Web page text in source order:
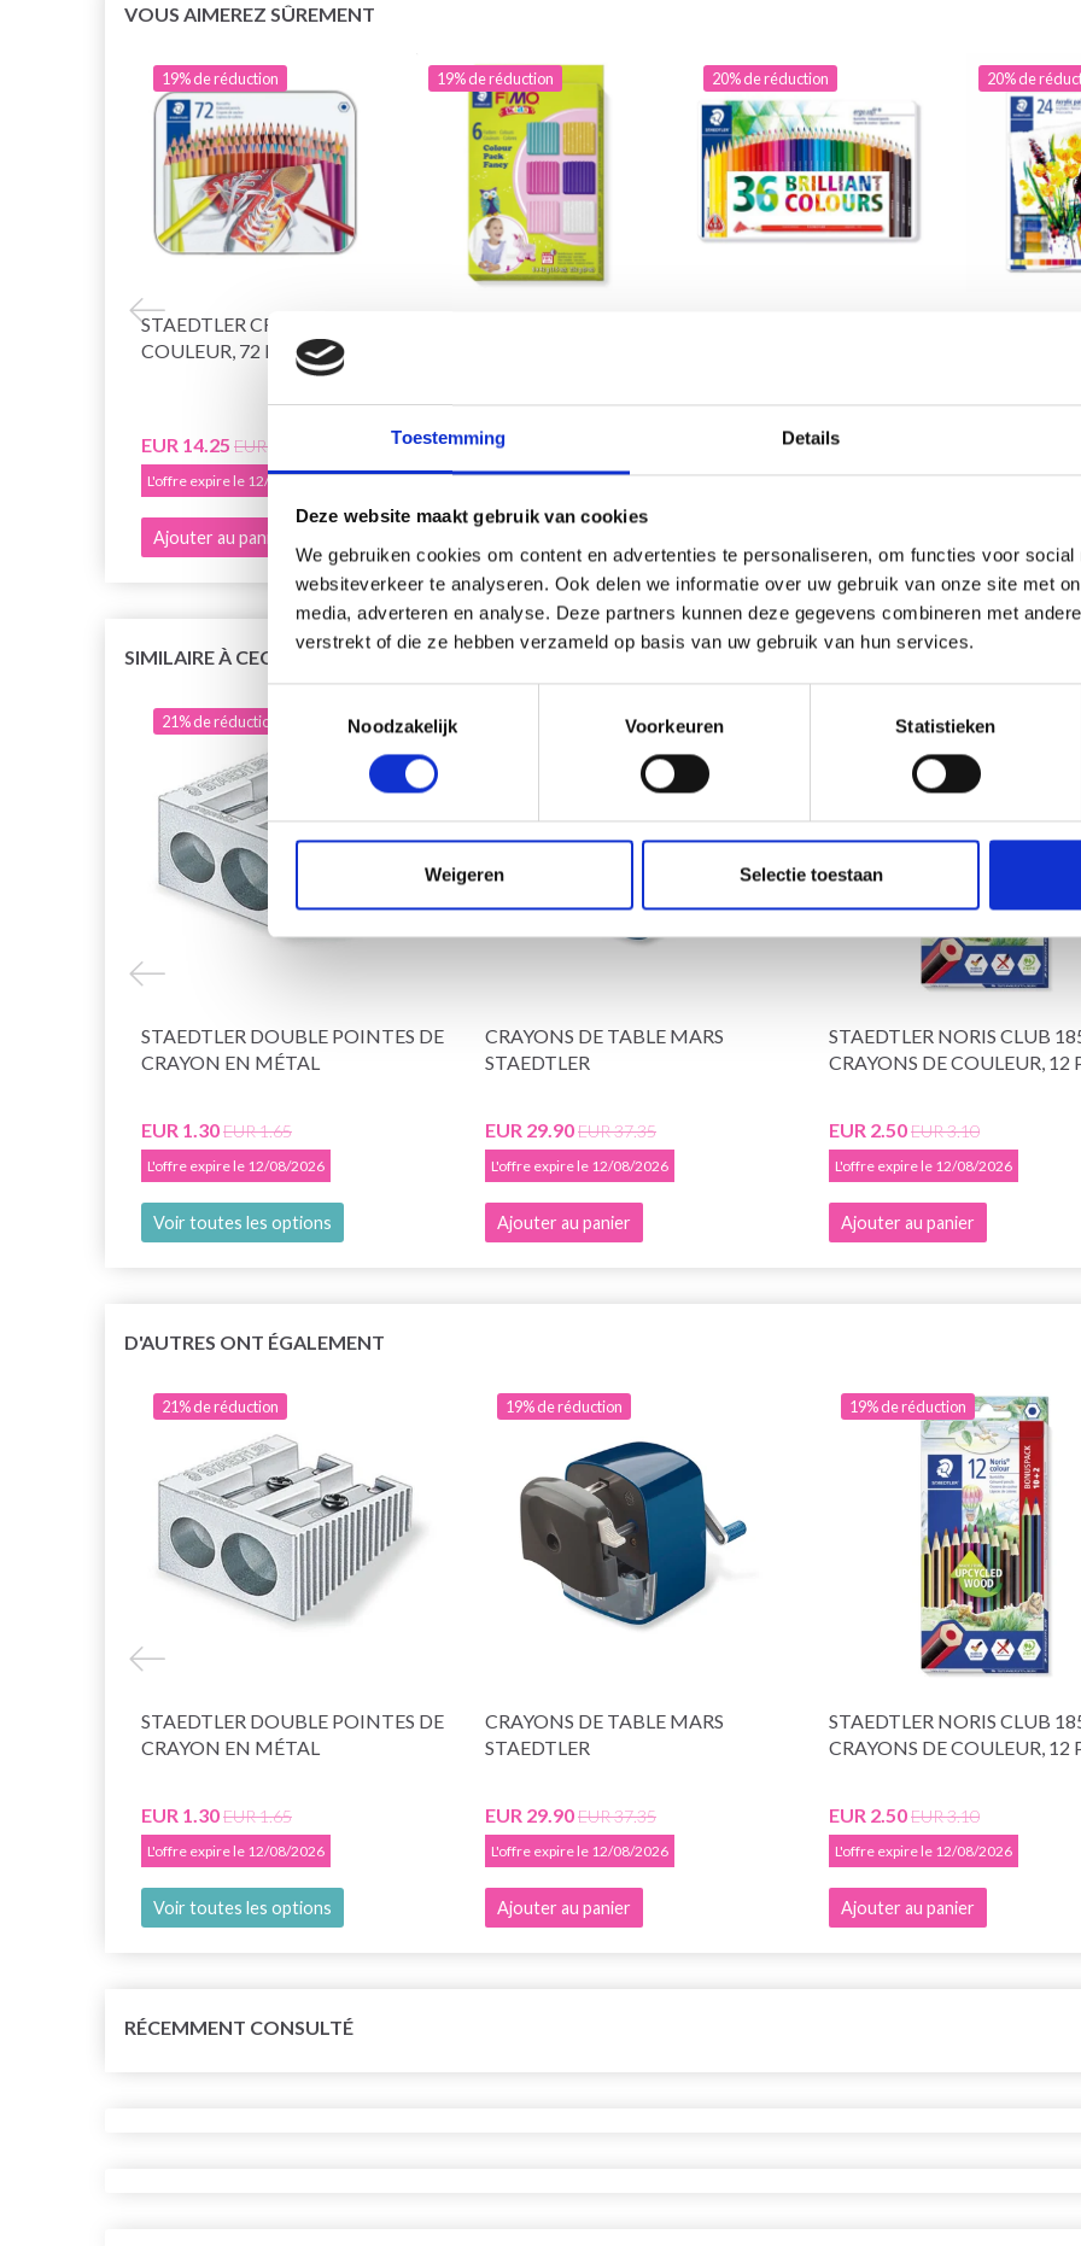
Toestemming Details
Deze website maakt gebruik van cookies
We gebruiken cookies om content en advertenties te personaliseren, om functies voor social
websiteverkeer te analyseren. Ook delen we informatie over uw gebruik van onze site met
media, adverteren en analyse. Deze partners kunnen deze gegevens combineren met
verstrekt of die ze hebben verzameld op basis van uw gebruik van hun services.
Noodzakelijk
Voorkeuren Statistieken
Weigeren Selectie toestaan
VOUS AIMEREZ SÛREMENT
19% de réduction
STAEDTLER CRAYONS DE
COULEUR, 72 PCS
EUR 14.25 EUR 17.80
L'offre expire le 12/08/2026
Ajouter au panier
19% de réduction
EUR 8.99EUR 11.20
L'offre expire le 12/08/2026
20% de réduction
EUR 27.85
L'offre expire le 12/08/2026
20% de
L'offre expire le
SIMILAIRE À CECI
21% de réduction
STAEDTLER DOUBLE POINTES DE
CRAYON EN MÉTAL
EUR 1.30EUR 1.65
L'offre expire le 12/08/2026
Voir toutes les options
CRAYONS DE TABLE MARS
STAEDTLER
EUR 29.90EUR 37.35
L'offre expire le 12/08/2026
Ajouter au panier
19% de réduction
STAEDTLER NORIS CLUB
CRAYONS DE COULEUR, 12
EUR 2.50EUR 3.10
L'offre expire le 12/08/2026
Ajouter au panier
D'AUTRES ONT ÉGALEMENT
21% de réduction
STAEDTLER DOUBLE POINTES DE
CRAYON EN MÉTAL
EUR 1.30EUR 1.65
L'offre expire le 12/08/2026
Voir toutes les options
19% de réduction
CRAYONS DE TABLE MARS
STAEDTLER
EUR 29.90EUR 37.35
L'offre expire le 12/08/2026
Ajouter au panier
19% de réduction
STAEDTLER NORIS CLUB
CRAYONS DE COULEUR, 12
EUR 2.50EUR 3.10
L'offre expire le 12/08/2026
Ajouter au panier
RÉCEMMENT CONSULTÉ